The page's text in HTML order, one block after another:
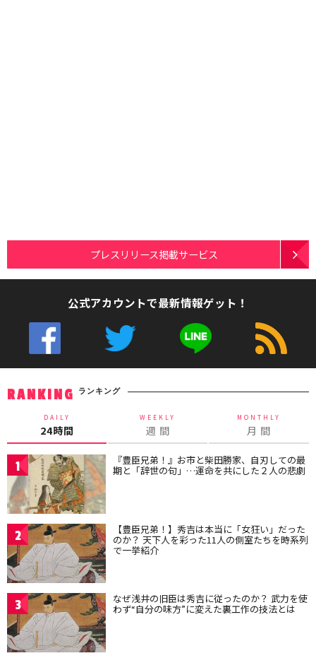
プレスリリース掲載サービス
公式アカウントで最新情報ゲット！
RANKING ランキング
DAILY
24時間
WEEKLY
週 間
MONTHLY
月 間
1 『豊臣兄弟！』お市と柴田勝家、自刃しての最
期と「辞世の句」…運命を共にした２人の悲劇
2 【豊臣兄弟！】秀吉は本当に「女狂い」だった
のか？ 天下人を彩った11人の側室たちを時系列
で一挙紹介
3 なぜ浅井の旧臣は秀吉に従ったのか？ 武力を使
わず“自分の味方”に変えた裏工作の技法とは